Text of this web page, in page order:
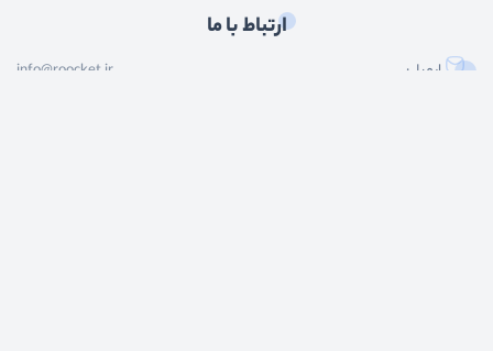
ارتباط با ما
ایمیل: info@roocket.ir